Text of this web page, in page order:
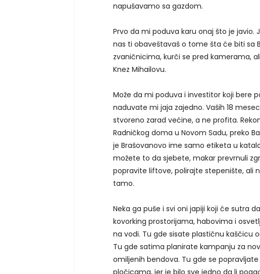
napušavamo sa gazdom.
Prvo da mi poduva karu onaj što je javio.
nas ti obaveštavaš o tome šta će biti sa
zvaničnicima, kurči se pred kamerama,
Knez Mihailovu.
Može da mi poduva i investitor koji bere
naduvate mi jaja zajedno. Vaših 18
stvoreno zarad većine, a ne profita.
Radničkog doma u Novom Sadu, preko
je Brašovanovo ime samo etiketa u
možete to da sjebete, makar prevrnuli
popravite liftove, polirajte stepenište, ali
tamo.
Neka ga puše i svi oni japiji koji će sutra
kovorking prostorijama, habovima i
na vodi. Tu gde sisate plastičnu kaščicu
Tu gde satima planirate kampanju za
omiljenih bendova. Tu gde se
pločicama, jer je bilo sve jedno da li